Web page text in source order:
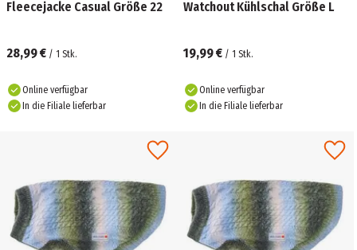
Fleecejacke Casual Größe 22
28,99 € / 1 Stk.
Online verfügbar
In die Filiale lieferbar
Watchout Kühlschal Größe L
19,99 € / 1 Stk.
Online verfügbar
In die Filiale lieferbar